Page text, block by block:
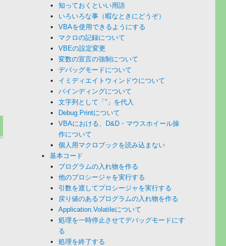
知っておくといい用語
いろいろな事（暇なときにどうぞ）
VBAを使用できるようにする
マクロの記録について
VBEの設定変更
変数の宣言の強制について
デバッグモードについて
イミディエイトウィンドウについて
バインディングについて
文字列として「”」を代入
Debug.Printについて
VBAにおける、D&D・マウスホイール操
作について
個人用マクロブックを読み込まない
基本コード
プログラムの入れ物を作る
他のプロシージャを実行する
引数を渡してプロシージャを実行する
戻り値のあるプログラムの入れ物を作る
Application.Volatileについて
処理を一時停止させてデバッグモードにす
る
処理を終了する